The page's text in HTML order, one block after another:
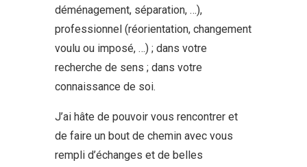
déménagement, séparation, …),
professionnel (réorientation, changement
voulu ou imposé, …) ; dans votre
recherche de sens ; dans votre
connaissance de soi.
J’ai hâte de pouvoir vous rencontrer et
de faire un bout de chemin avec vous
rempli d’échanges et de belles